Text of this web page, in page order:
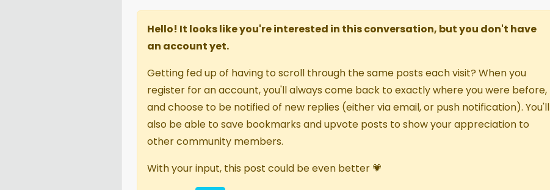
Hello! It looks like you're interested in this conversation, but you don't have
an account yet.
Getting fed up of having to scroll through the same posts each visit? When you
register for an account, you'll always come back to exactly where you were before,
and choose to be notified of new replies (either via email, or push notification). You'll
also be able to save bookmarks and upvote posts to show your appreciation to
other community members.
With your input, this post could be even better 💗